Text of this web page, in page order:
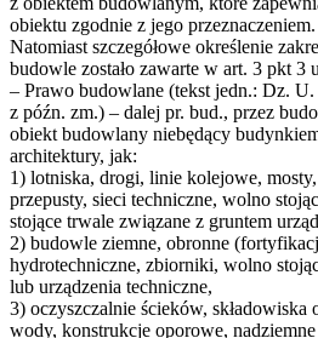
obiektu zgodnie z jego przeznaczeniem.
Natomiast szczegółowe określenie
budowle zostało zawarte w art. 3 pkt 3
– Prawo budowlane (tekst jedn.: Dz.
z późn. zm.) – dalej pr. bud., przez
obiekt budowlany niebędący
architektury, jak:
1) lotniska, drogi, linie kolejowe,
przepusty, sieci techniczne, wolno
stojące trwale związane z gruntem
2) budowle ziemne, obronne
hydrotechniczne, zbiorniki, wolno
lub urządzenia techniczne,
3) oczyszczalnie ścieków, składowiska
wody, konstrukcje oporowe,